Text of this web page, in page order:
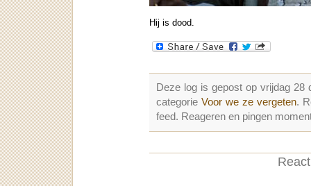
Hij is dood.
Deze log is gepost op vrijdag 28
categorieVoor we ze vergeten.
feed. Reageren en pingen